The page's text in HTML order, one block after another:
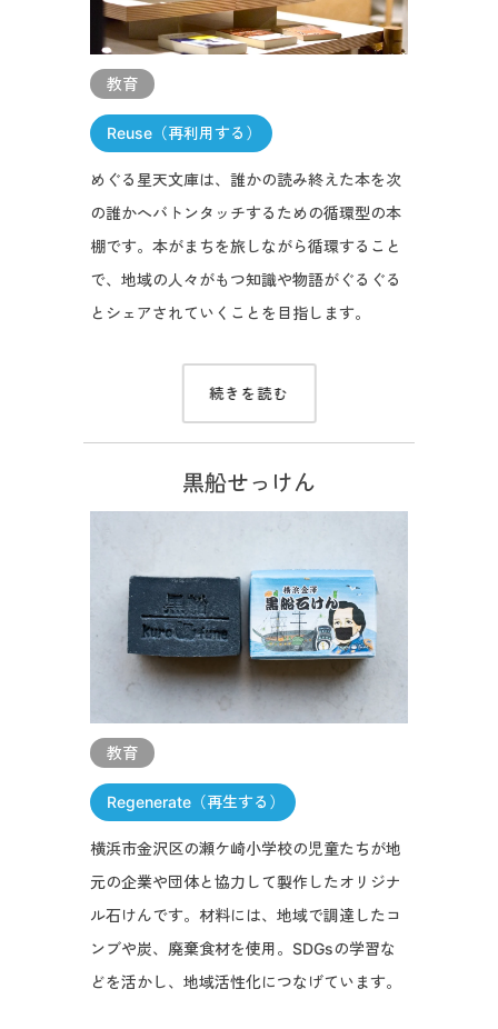
教育
Reuse（再利用する）
めぐる星天文庫は、誰かの読み終えた本を次
の誰かへバトンタッチするための循環型の本
棚です。本がまちを旅しながら循環すること
で、地域の人々がもつ知識や物語がぐるぐる
とシェアされていくことを目指します。
続きを読む
黒船せっけん
教育
Regenerate（再生する）
横浜市金沢区の瀬ケ崎小学校の児童たちが地
元の企業や団体と協力して製作したオリジナ
ル石けんです。材料には、地域で調達したコ
ンブや炭、廃棄食材を使用。SDGsの学習な
どを活かし、地域活性化につなげています。